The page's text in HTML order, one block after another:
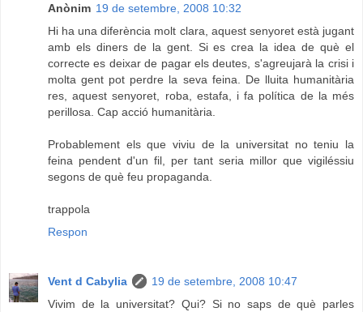
Anònim 19 de setembre, 2008 10:32
Hi ha una diferència molt clara, aquest senyoret està jugant
amb els diners de la gent. Si es crea la idea de què el
correcte es deixar de pagar els deutes, s'agreujarà la crisi i
molta gent pot perdre la seva feina. De lluita humanitària
res, aquest senyoret, roba, estafa, i fa política de la més
perillosa. Cap acció humanitària.
Probablement els que viviu de la universitat no teniu la
feina pendent d'un fil, per tant seria millor que vigiléssiu
segons de què feu propaganda.
trappola
Respon
Vent d Cabylia
19 de setembre, 2008 10:47
Vivim de la universitat? Qui? Si no saps de què parles